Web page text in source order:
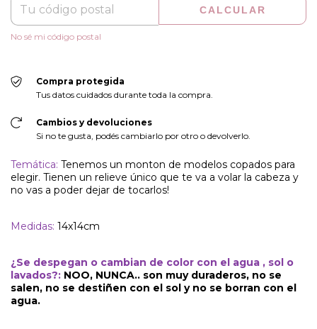
CALCULAR
No sé mi código postal
Compra protegida
Tus datos cuidados durante toda la compra.
Cambios y devoluciones
Si no te gusta, podés cambiarlo por otro o devolverlo.
Temática: Tenemos un monton de modelos copados para
elegir. Tienen un relieve único que te va a volar la cabeza y
no vas a poder dejar de tocarlos!
Medidas: 14x14cm
¿Se despegan o cambian de color con el agua , sol o
lavados?: NOO, NUNCA.. son muy duraderos, no se
salen, no se destiñen con el sol y no se borran con el
agua.